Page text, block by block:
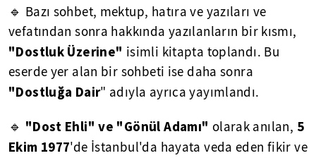
🔹 Bazı sohbet, mektup, hatıra ve yazıları ve
vefatından sonra hakkında yazılanların bir kısmı,
"Dostluk Üzerine" isimli kitapta toplandı. Bu
eserde yer alan bir sohbeti ise daha sonra
"Dostluğa Dair" adıyla ayrıca yayımlandı.
🔹 "Dost Ehli" ve "Gönül Adamı" olarak anılan, 5
Ekim 1977'de İstanbul'da hayata veda eden fikir ve